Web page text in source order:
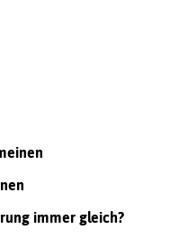
immer gleich?